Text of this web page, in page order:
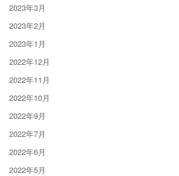
2023年3月
2023年2月
2023年1月
2022年12月
2022年11月
2022年10月
2022年9月
2022年7月
2022年6月
2022年5月